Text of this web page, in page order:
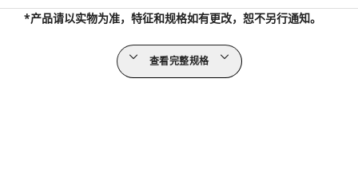
*产品请以实物为准，特征和规格如有更改，恕不另行通知。
查看完整规格